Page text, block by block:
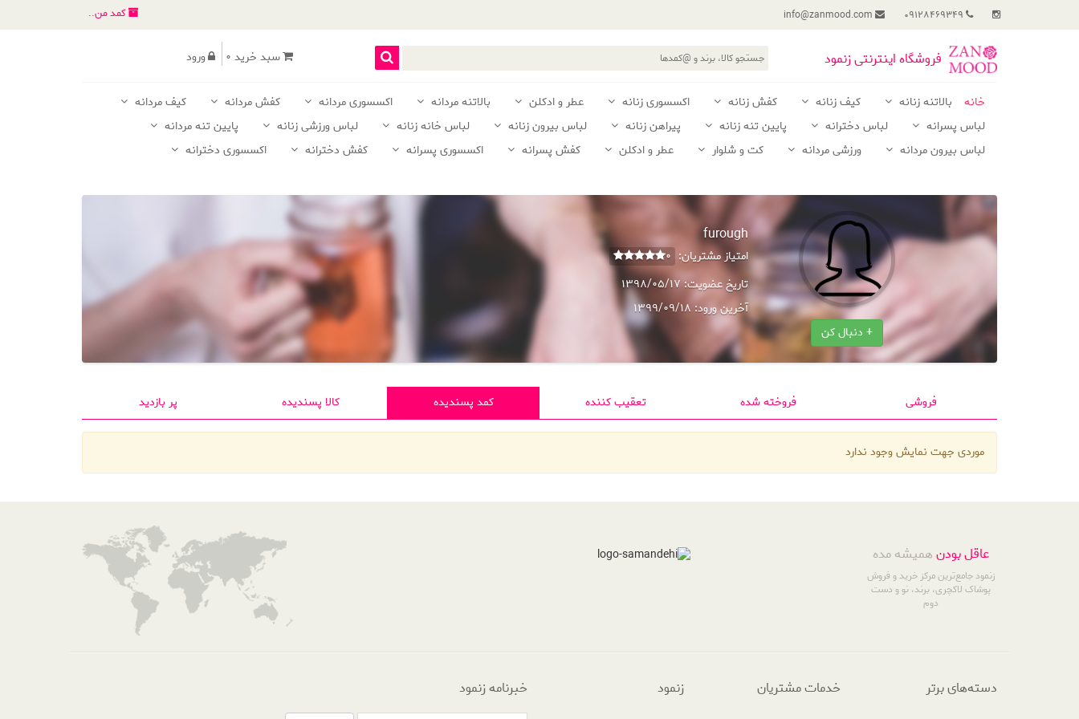
کمد من..
فروشگاه اینترنتی زنمود سبد خرید 0 ورود
خانه بالاتنه زنانه کیف زنانه کفش زنانه اکسسوری زنانه عطر و ادکلن بالاتنه مردانه اکسسوری مردانه کفش مردانه
کیف مردانه
لباس پسرانه
لباس دخترانه پایین تنه زنانه پیراهن زنانه لباس بیرون زنانه لباس خانه زنانه لباس ورزشی زنانه
پایین تنه مردانه
لباس بیرون مردانه
ورزشی مردانه کت و شلوار عطر و ادکلن کفش پسرانه اکسسوری پسرانه کفش دخترانه اکسسوری دخترانه
+ دنبال کن
furough
امتیاز مشتریان: 0
تاریخ عضویت:1398/05/17
آخرین ورود:1399/09/18
فروشی فروخته شده تعقیب کننده کمد پسندیده کالا پسندیده پر بازدید
موردی جهت نمایش وجود ندارد
عاقل بودنهمیشه مده
زنمود جامع‌ترین مرکز خرید و فروش
پوشاک لاکچری، برند، نو و دست
دوم
دسته‌های برتر خدمات مشتریان زنمود خبرنامه زنمود